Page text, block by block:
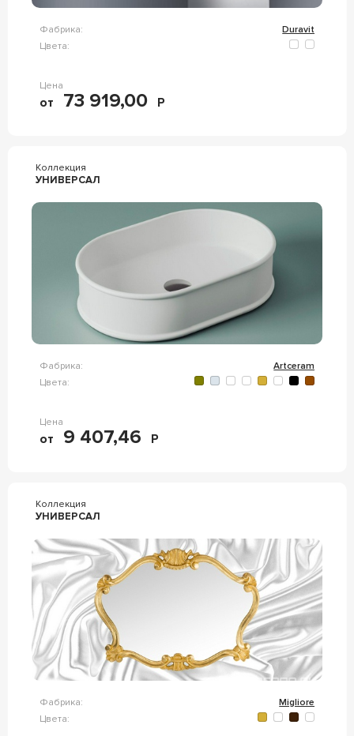
Фабрика:
Duravit
Цвета:
Цена
от 73 919,00 Р
Коллекция
УНИВЕРСАЛ
Фабрика:
Artceram
Цвета:
Цена
от 9 407,46 Р
Коллекция
УНИВЕРСАЛ
Фабрика:
Migliore
Цвета: